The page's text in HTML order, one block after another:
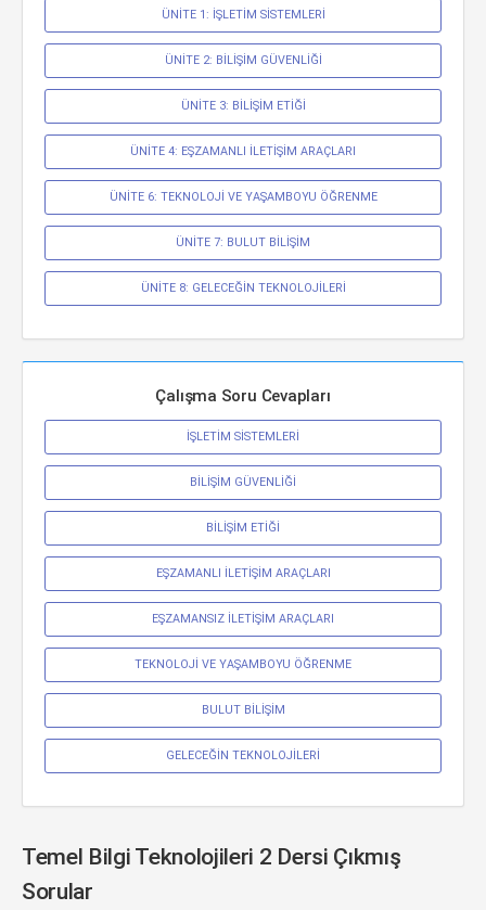
ÜNİTE 1: İŞLETİM SİSTEMLERİ
ÜNİTE 2: BİLİŞİM GÜVENLİĞİ
ÜNİTE 3: BİLİŞİM ETİĞİ
ÜNİTE 4: EŞZAMANLI İLETİŞİM ARAÇLARI
ÜNİTE 6: TEKNOLOJİ VE YAŞAMBOYU ÖĞRENME
ÜNİTE 7: BULUT BİLİŞİM
ÜNİTE 8: GELECEĞİN TEKNOLOJİLERİ
Çalışma Soru Cevapları
İŞLETİM SİSTEMLERİ
BİLİŞİM GÜVENLİĞİ
BİLİŞİM ETİĞİ
EŞZAMANLI İLETİŞİM ARAÇLARI
EŞZAMANSIZ İLETİŞİM ARAÇLARI
TEKNOLOJİ VE YAŞAMBOYU ÖĞRENME
BULUT BİLİŞİM
GELECEĞİN TEKNOLOJİLERİ
Temel Bilgi Teknolojileri 2 Dersi Çıkmış
Sorular